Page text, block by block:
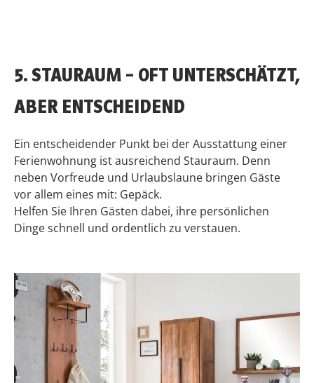
5. STAURAUM – OFT UNTERSCHÄTZT,
ABER ENTSCHEIDEND
Ein entscheidender Punkt bei der Ausstattung einer
Ferienwohnung ist ausreichend Stauraum. Denn
neben Vorfreude und Urlaubslaune bringen Gäste
vor allem eines mit: Gepäck.
Helfen Sie Ihren Gästen dabei, ihre persönlichen
Dinge schnell und ordentlich zu verstauen.